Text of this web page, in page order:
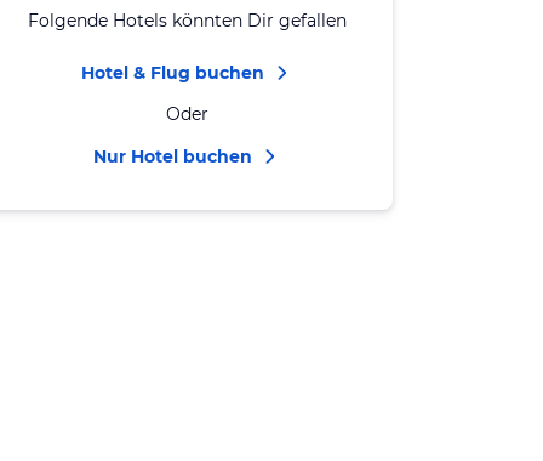
Folgende Hotels könnten Dir gefallen
Hotel & Flug buchen
Oder
Nur Hotel buchen